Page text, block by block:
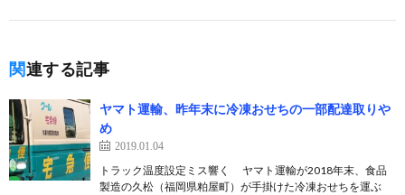
関連する記事
ヤマト運輸、昨年末に冷凍おせちの一部配達取りや
め
2019.01.04
トラック温度設定ミス響く ヤマト運輸が2018年末、食品
製造の久松（福岡県粕屋町）が手掛けた冷凍おせちを運ぶ